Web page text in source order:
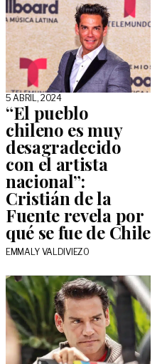
5 ABRIL, 2024
“El pueblo
chileno es muy
desagradecido
con el artista
nacional”:
Cristián de la
Fuente revela por
qué se fue de Chile
EMMALY VALDIVIEZO